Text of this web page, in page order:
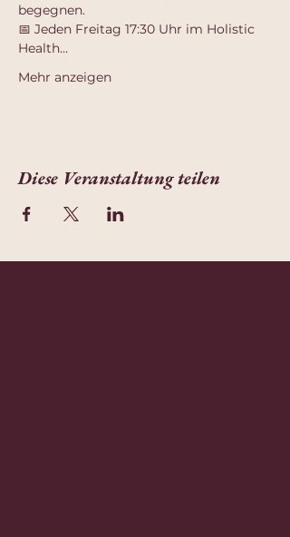
begegnen.
📅 Jeden Freitag 17:30 Uhr im Holistic
Health…
Mehr anzeigen
Diese Veranstaltung teilen